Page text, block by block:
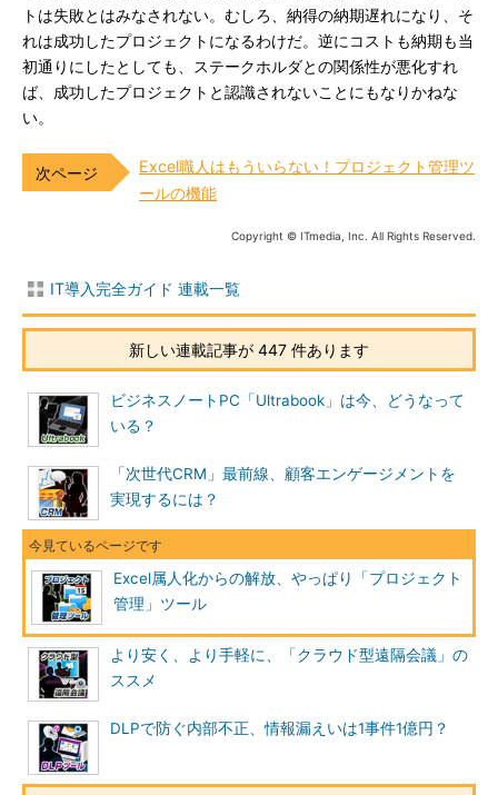
トは失敗とはみなされない。むしろ、納得の納期遅れになり、そ
れは成功したプロジェクトになるわけだ。逆にコストも納期も当
初通りにしたとしても、ステークホルダとの関係性が悪化すれ
ば、成功したプロジェクトと認識されないことにもなりかねな
い。
Excel職人はもういらない！プロジェクト管理ツ
ールの機能
Copyright © ITmedia, Inc. All Rights Reserved.
IT導入完全ガイド 連載一覧
新しい連載記事が 447 件あります
ビジネスノートPC「Ultrabook」は今、どうなって
いる？
「次世代CRM」最前線、顧客エンゲージメントを
実現するには？
Excel属人化からの解放、やっぱり「プロジェクト
管理」ツール
より安く、より手軽に、「クラウド型遠隔会議」の
ススメ
DLPで防ぐ内部不正、情報漏えいは1事件1億円？